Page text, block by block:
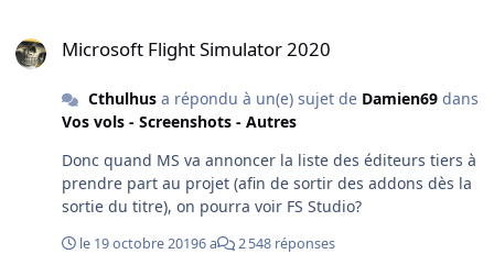
Microsoft Flight Simulator 2020
Cthulhusa répondu à un(e) sujet de Damien69dans
Vos vols - Screenshots - Autres
Donc quand MS va annoncer la liste des éditeurs tiers à
prendre part au projet (afin de sortir des addons dès la
sortie du titre), on pourra voir FS Studio?
le 19 octobre 20196 a 2 548 réponses